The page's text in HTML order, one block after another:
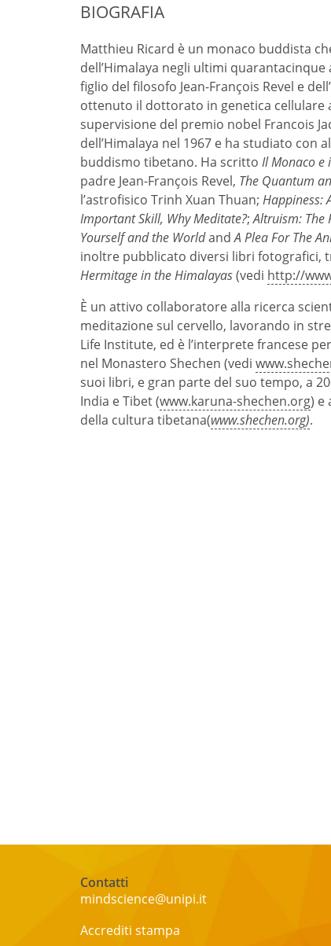
BIOGRAFIA
Matthieu Ricard è un monaco buddista
dell’Himalaya negli ultimi quarantacinque
figlio del filosofo Jean-François Revel e
ottenuto il dottorato in genetica cellulare
supervisione del premio nobel Francois
dell’Himalaya nel 1967 e ha studiato con
buddismo tibetano. Ha scritto Il Monaco e
padre Jean-François Revel, The Quantum
l’astrofisico Trinh Xuan Thuan; Happiness:
Important Skill, Why Meditate?;Altruism: The
Yourself and the WorldandA Plea For The
inoltre pubblicato diversi libri fotografici,
Hermitage in the Himalayas(vedi http://
È un attivo collaboratore alla ricerca
meditazione sul cervello, lavorando in
Life Institute, ed è l’interprete francese
nel Monastero Shechen (vedi
suoi libri, e gran parte del suo tempo, a
India e Tibet (www.karuna-shechen.org) e
della cultura tibetana(www.shechen.org).
Contatti
mindscience@unipi.it
Accrediti stampa